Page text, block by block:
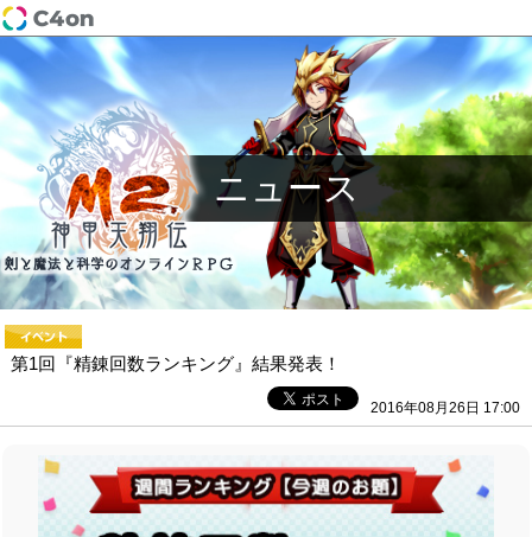
ニュース
第1回『精錬回数ランキング』結果発表！
2016年08月26日 17:00